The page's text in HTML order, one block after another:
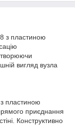
з пластиною
вигляд вузла
пластиною
приєднання
Конструктивно